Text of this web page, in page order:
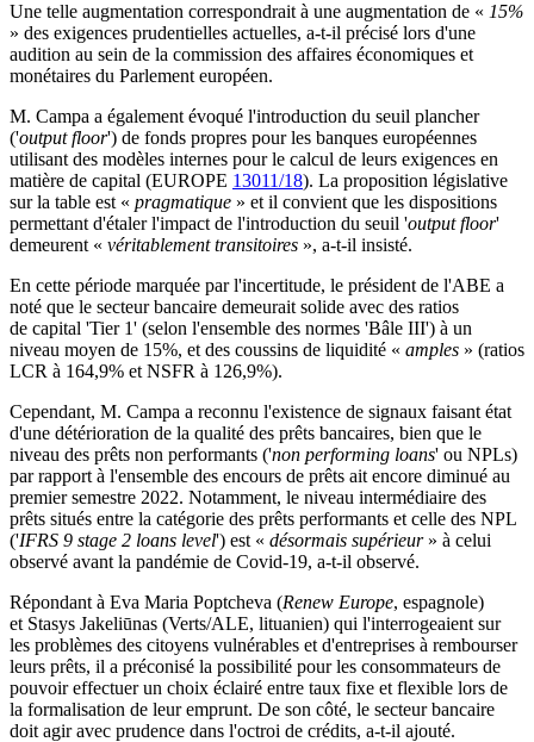
Une telle augmentation correspondrait à une augmentation de « 15%
» des exigences prudentielles actuelles, a-t-il précisé lors d'une
audition au sein de la commission des affaires économiques et
monétaires du Parlement européen.
M. Campa a également évoqué l'introduction du seuil plancher
('output floor') de fonds propres pour les banques européennes
utilisant des modèles internes pour le calcul de leurs exigences en
matière de capital (EUROPE 13011/18). La proposition législative
sur la table est « pragmatique » et il convient que les dispositions
permettant d'étaler l'impact de l'introduction du seuil 'output floor'
demeurent « véritablement transitoires », a-t-il insisté.
En cette période marquée par l'incertitude, le président de l'ABE a
noté que le secteur bancaire demeurait solide avec des ratios
de capital 'Tier 1' (selon l'ensemble des normes 'Bâle III') à un
niveau moyen de 15%, et des coussins de liquidité « amples » (ratios
LCR à 164,9% et NSFR à 126,9%).
Cependant, M. Campa a reconnu l'existence de signaux faisant état
d'une détérioration de la qualité des prêts bancaires, bien que le
niveau des prêts non performants ('non performing loans' ou NPLs)
par rapport à l'ensemble des encours de prêts ait encore diminué au
premier semestre 2022. Notamment, le niveau intermédiaire des
prêts situés entre la catégorie des prêts performants et celle des NPL
('IFRS 9 stage 2 loans level') est « désormais supérieur » à celui
observé avant la pandémie de Covid-19, a-t-il observé.
Répondant à Eva Maria Poptcheva (Renew Europe, espagnole)
et Stasys Jakeliūnas (Verts/ALE, lituanien) qui l'interrogeaient sur
les problèmes des citoyens vulnérables et d'entreprises à rembourser
leurs prêts, il a préconisé la possibilité pour les consommateurs de
pouvoir effectuer un choix éclairé entre taux fixe et flexible lors de
la formalisation de leur emprunt. De son côté, le secteur bancaire
doit agir avec prudence dans l'octroi de crédits, a-t-il ajouté.